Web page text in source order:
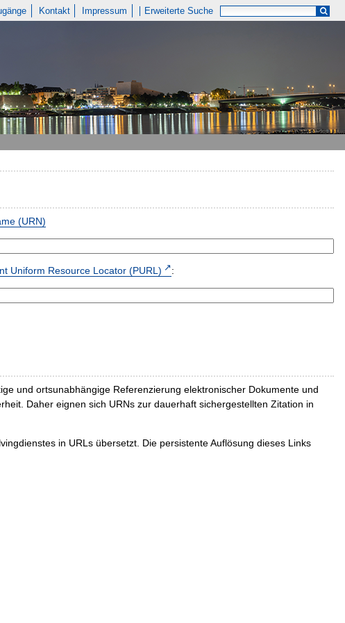
Kontakt Impressum Erweiterte Suche
(URN)
Uniform Resource Locator (PURL) :
und ortsunabhängige Referenzierung elektronischer Dokumente und
Daher eignen sich URNs zur dauerhaft sichergestellten Zitation in
in URLs übersetzt. Die persistente Auflösung dieses Links